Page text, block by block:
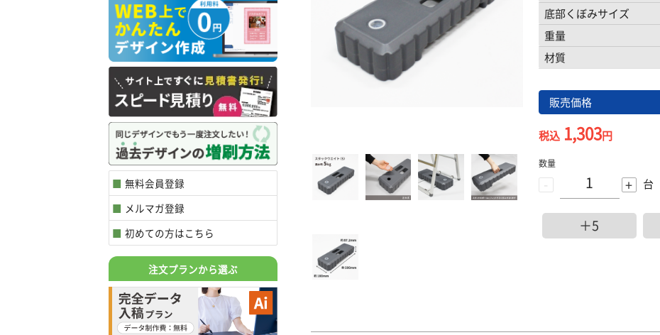
無料会員登録
メルマガ登録
初めての方はこちら
注文プランから選ぶ
底部くぼみサイズ
重量
材質
販売価格
税込 1,303円
-
数量
+ 台
＋5